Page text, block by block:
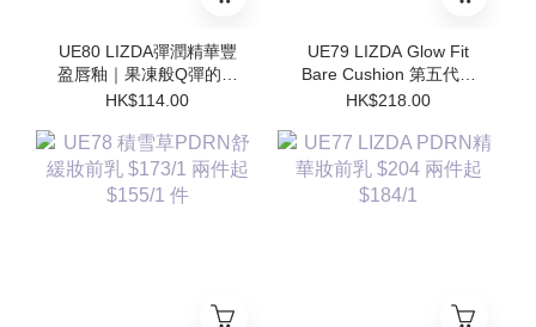
UE80 LIZDA彈潤精華豐
盈唇釉｜果凍般Q彈的護
唇魔法✨$114/1 兩件起
HK$114.00
UE79 LIZDA Glow Fit
Bare Cushion 第五代閃
亮氣墊 $218 兩件起
Refill)
HK$218.00